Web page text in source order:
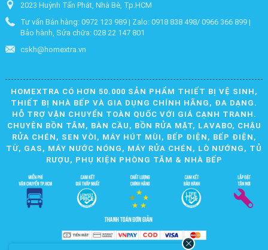
2023 Huỳnh Tấn Phát, Nhà Bè, Tp.HCM
Tư vấn Bán hàng: 0972 123 989 | Zalo: 0918 838 498/ 0966 366 899 |
Bảo hành, Sửa chữa: 028 22 147 801
cskh@homextra.vn
HOMEXTRA CÓ HƠN 50.000 SẢN PHẨM THIẾT BỊ VỆ SINH,
THIẾT BỊ NHÀ BẾP VÀ GIA DỤNG CHÍNH HÃNG, ĐA DẠNG.
HỖ TRỢ VẬN CHUYỂN TOÀN QUỐC VỚI GIÁ CẠNH TRANH.
CHUYÊN BỒN TẮM, BÀN CẦU, BỒN RỬA MẶT, LAVABO, CHẬU
RỬA CHÉN, SEN VÒI, MÁY HÚT MÙI, BẾP ĐIỆN, BẾP ĐIỆN,
TỪ, GAS, MÁY NƯỚC NÓNG, MÁY RỬA CHÉN, LÒ NƯỚNG, TỦ
RƯỢU, PHỤ KIỆN PHÒNG TẮM & NHÀ BẾP